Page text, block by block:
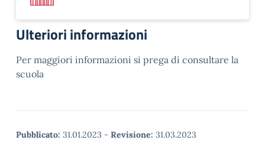
Ulteriori informazioni
Per maggiori informazioni si prega di consultare la
scuola
Pubblicato: 31.01.2023 - Revisione: 31.03.2023